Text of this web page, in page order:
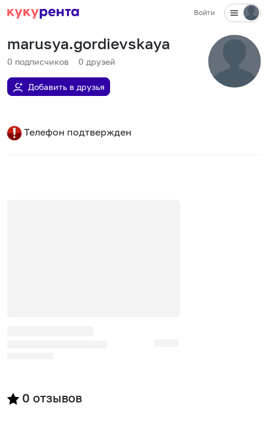
Войти
marusya.gordievskaya
0 подписчиков 0 друзей
Добавить в друзья
Телефон подтвержден
0 отзывов